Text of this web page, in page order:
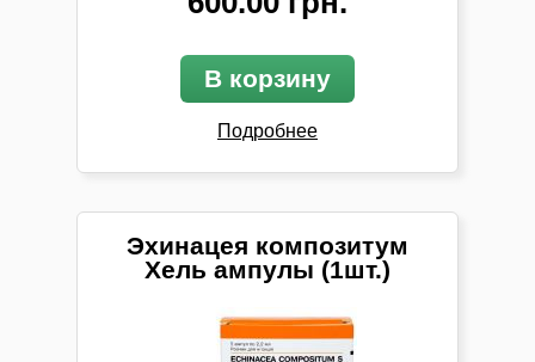
В корзину
Подробнее
Эхинацея композитум
Хель ампулы (1шт.)